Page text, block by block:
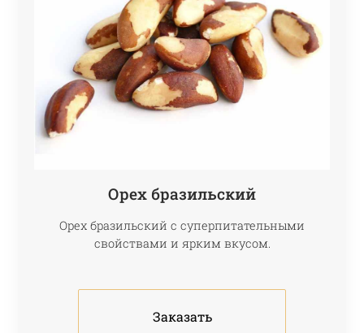
Орех бразильский
Орех бразильский с суперпитательными
свойствами и ярким вкусом.
Заказать